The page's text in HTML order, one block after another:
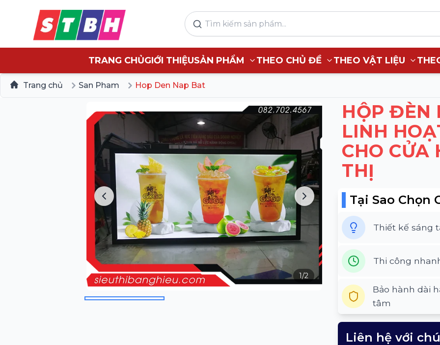
TRANG CHỦGIỚI THIỆUSẢN PHẨM THEO CHỦ ĐỀ THEO VẬT LIỆU
Trang chủ San Pham Hop Den Nap Bat
HỘP ĐÈN
LINH
CHO CỬA
THỊ
Tại Sao Chọn
Thiết kế sáng
Thi công
Bảo hành dài
tâm
Liên hệ với
1/2